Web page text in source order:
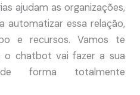
ajudam as organizações,
essa relação,
e recursos. Vamos te
o chatbot vai fazer a sua
forma totalmente